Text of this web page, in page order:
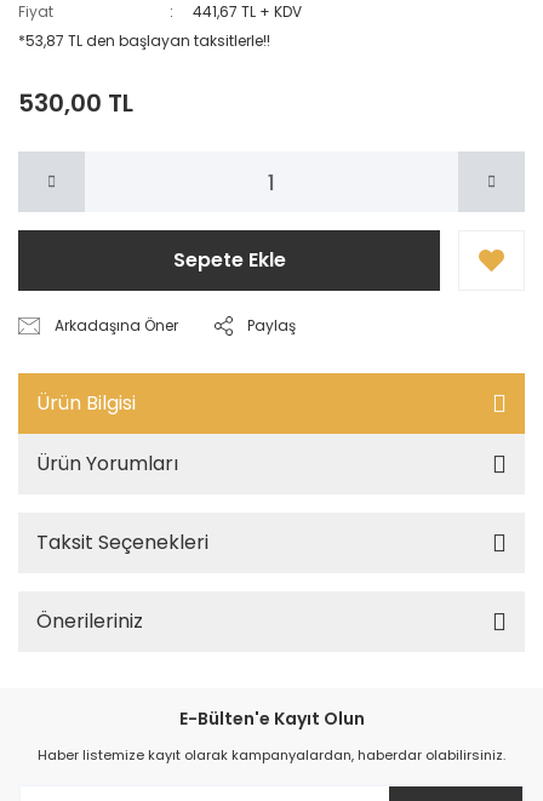
Fiyat
441,67 TL + KDV
*53,87 TL den başlayan taksitlerle!!
530,00 TL
Sepete Ekle
Arkadaşına Öner Paylaş
Ürün Bilgisi
Ürün Yorumları
Taksit Seçenekleri
Önerileriniz
E-Bülten'e Kayıt Olun
Haber listemize kayıt olarak kampanyalardan, haberdar olabilirsiniz.